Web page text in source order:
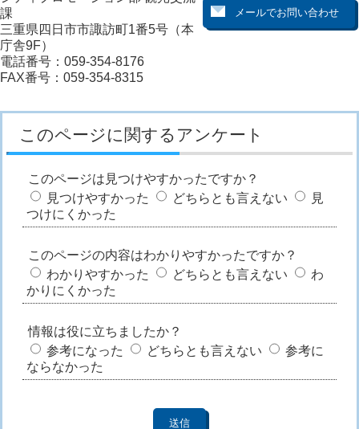
課
三重県四日市市諏訪町1番5号（本
庁舎9F）
電話番号：059-354-8176
FAX番号：059-354-8315
このページに関するアンケート
このページは見つけやすかったですか？
見つけやすかった
どちらとも言えない
見
つけにくかった
このページの内容はわかりやすかったですか？
わかりやすかった
どちらとも言えない
わ
かりにくかった
情報は役に立ちましたか？
参考になった
どちらとも言えない
参考に
ならなかった